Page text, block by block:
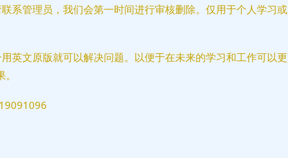
系管理员，我们会第一时间进行审核删除。仅用于个人学习或
英文原版就可以解决问题。以便于在未来的学习和工作可以更